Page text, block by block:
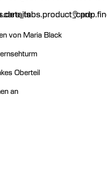
von Maria Black
Oberteil
an